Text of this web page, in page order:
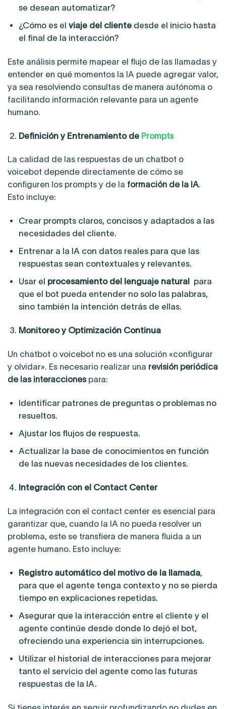
se desean automatizar?
¿Cómo es el viaje del clientedesde el inicio hasta
el final de la interacción?
Este análisis permite mapear el flujo de las llamadas y
entender en qué momentos la IA puede agregar valor,
ya sea resolviendo consultas de manera autónoma o
facilitando información relevante para un agente
humano.
Definición y Entrenamiento dePrompts
La calidad de las respuestas de un chatbot o
voicebot depende directamente de cómo se
configuren los prompts y de la formación de la IA.
Esto incluye:
Crear prompts claros, concisos y adaptados a las
necesidades del cliente.
Entrenar a la IA con datos reales para que las
respuestas sean contextuales y relevantes.
Usar el procesamiento del lenguaje natural
para
que el bot pueda entender no solo las palabras,
sino también la intención detrás de ellas.
Monitoreo y Optimización Continua
Un chatbot o voicebot no es una solución «configurar
y olvidar». Es necesario realizar una revisión periódica
de las interacciones para:
Identificar patrones de preguntas o problemas no
resueltos.
Ajustar los flujos de respuesta.
Actualizar la base de conocimientos en función
de las nuevas necesidades de los clientes.
Integración con el Contact Center
La integración con el contact center es esencial para
garantizar que, cuando la IA no pueda resolver un
problema, este se transfiera de manera fluida a un
agente humano. Esto incluye:
Registro automático del motivo de la llamada,
para que el agente tenga contexto y no se pierda
tiempo en explicaciones repetidas.
Asegurar que la interacción entre el cliente y el
agente continúe desde donde lo dejó el bot,
ofreciendo una experiencia sin interrupciones.
Utilizar el historial de interacciones para mejorar
tanto el servicio del agente como las futuras
respuestas de la IA.